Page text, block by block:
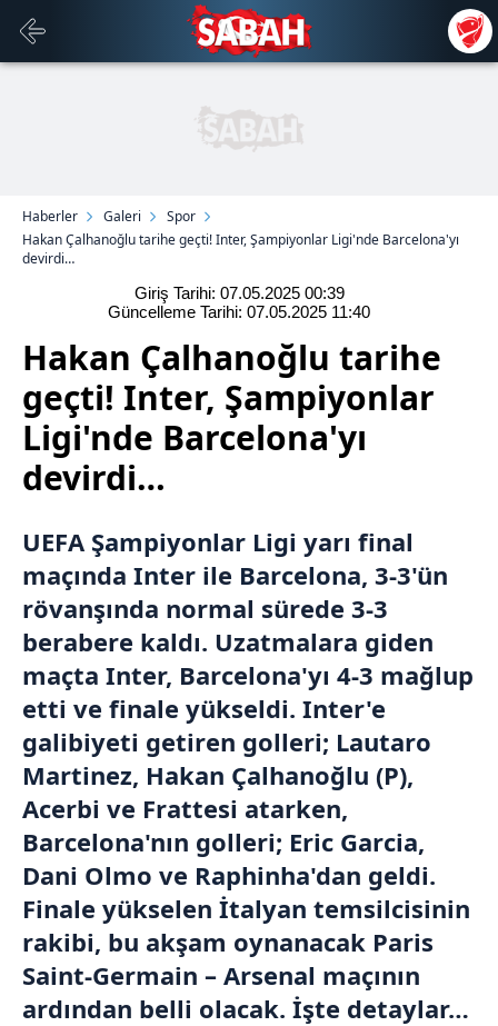
Haberler Galeri
Spor
Hakan Çalhanoğlu tarihe geçti! Inter, Şampiyonlar Ligi'nde Barcelona'yı
devirdi…
Giriş Tarihi: 07.05.2025 00:39
Güncelleme Tarihi: 07.05.2025 11:40
Hakan Çalhanoğlu tarihe
geçti! Inter, Şampiyonlar
Ligi'nde Barcelona'yı
devirdi…
UEFA Şampiyonlar Ligi yarı final
maçında Inter ile Barcelona, 3-3'ün
rövanşında normal sürede 3-3
berabere kaldı. Uzatmalara giden
maçta Inter, Barcelona'yı 4-3 mağlup
etti ve finale yükseldi. Inter'e
galibiyeti getiren golleri; Lautaro
Martinez, Hakan Çalhanoğlu (P),
Acerbi ve Frattesi atarken,
Barcelona'nın golleri; Eric Garcia,
Dani Olmo ve Raphinha'dan geldi.
Finale yükselen İtalyan temsilcisinin
rakibi, bu akşam oynanacak Paris
Saint-Germain – Arsenal maçının
ardından belli olacak. İşte detaylar…